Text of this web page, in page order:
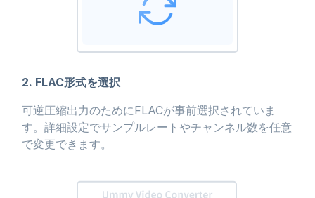
2. FLAC形式を選択
可逆圧縮出力のためにFLACが事前選択されていま
す。詳細設定でサンプルレートやチャンネル数を任意
で変更できます。